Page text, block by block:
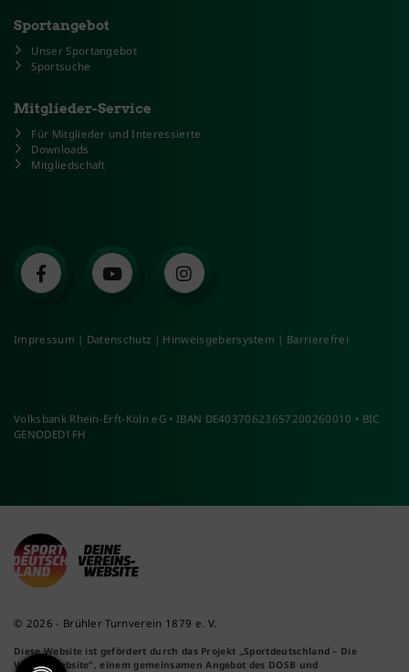
Sportangebot
Unser Sportangebot
Sportsuche
Mitglieder-Service
Für Mitglieder und Interessierte
Downloads
Mitgliedschaft
Impressum | Datenschutz | Hinweisgebersystem | Barrierefrei
Volksbank Rhein-Erft-Köln eG • IBAN DE40370623657200260010 • BIC
GENODED1FH
© 2026 - Brühler Turnverein 1879 e. V.
Diese Website ist gefördert durch das Projekt „Sportdeutschland – Die
Vereinswebsite” , einem gemeinsamen Angebot des DOSB und